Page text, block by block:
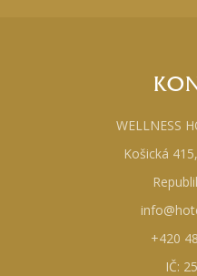
WELLNESS
Košická
+420
IČ: